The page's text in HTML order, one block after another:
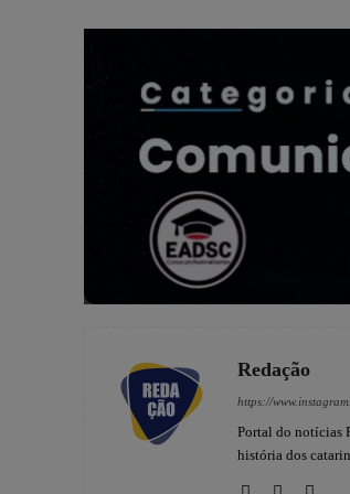
Redação
https://
Portal do notícias
história dos